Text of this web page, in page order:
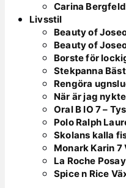
Carina
Livsstil
Beauty of
Beauty of
Borste för
Stekpanna
Rengöra
När är jag
Oral B IO 7 –
Polo Ralph
Skolans kalla
Monark Karin
La Roche
Spice n Rice